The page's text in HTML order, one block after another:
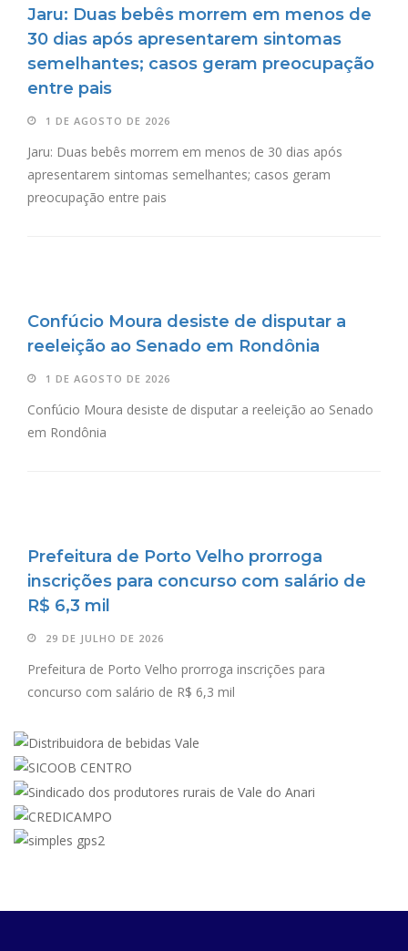
Jaru: Duas bebês morrem em menos de
30 dias após apresentarem sintomas
semelhantes; casos geram preocupação
entre pais
1 DE AGOSTO DE 2026
Jaru: Duas bebês morrem em menos de 30 dias após
apresentarem sintomas semelhantes; casos geram
preocupação entre pais
Confúcio Moura desiste de disputar a
reeleição ao Senado em Rondônia
1 DE AGOSTO DE 2026
Confúcio Moura desiste de disputar a reeleição ao Senado
em Rondônia
Prefeitura de Porto Velho prorroga
inscrições para concurso com salário de
R$ 6,3 mil
29 DE JULHO DE 2026
Prefeitura de Porto Velho prorroga inscrições para
concurso com salário de R$ 6,3 mil